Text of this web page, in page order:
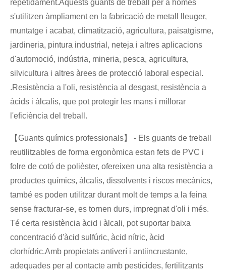
repetidament.Aquests guants de treball per a homes
s'utilitzen àmpliament en la fabricació de metall lleuger,
muntatge i acabat, climatització, agricultura, paisatgisme,
jardineria, pintura industrial, neteja i altres aplicacions
d'automoció, indústria, mineria, pesca, agricultura,
silvicultura i altres àrees de protecció laboral especial.
.Resistència a l'oli, resistència al desgast, resistència a
àcids i àlcalis, que pot protegir les mans i millorar
l'eficiència del treball.
【Guants químics professionals】 - Els guants de treball
reutilitzables de forma ergonòmica estan fets de PVC i
folre de cotó de polièster, ofereixen una alta resistència a
productes químics, àlcalis, dissolvents i riscos mecànics,
també es poden utilitzar durant molt de temps a la feina
sense fracturar-se, es tornen durs, impregnat d'oli i més.
Té certa resistència àcid i àlcali, pot suportar baixa
concentració d'àcid sulfúric, àcid nítric, àcid
clorhídric.Amb propietats antiverí i antiincrustante,
adequades per al contacte amb pesticides, fertilitzants